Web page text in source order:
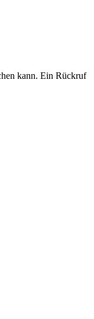
kann. Ein Rückruf